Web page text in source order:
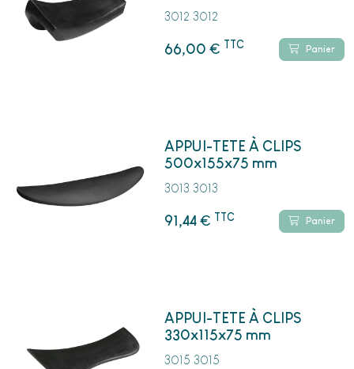
3012 3012
66,00€ TTC Panier
APPUI-TETE À CLIPS
500x155x75 mm
3013 3013
91,44€ TTC Panier
APPUI-TETE À CLIPS
330x115x75 mm
3015 3015